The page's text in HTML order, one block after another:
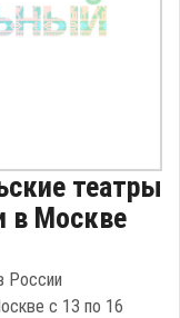
театры
в Москве
России
с 13 по 16